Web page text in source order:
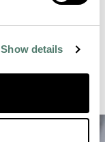
Show details